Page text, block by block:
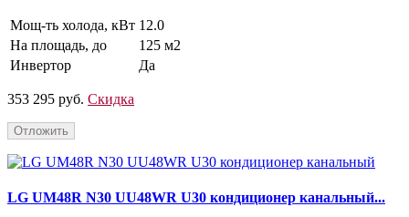
Мощ-ть холода, кВт 12.0
На площадь, до
125 м2
Инвертор
Да
353 295 руб. Скидка
Отложить
LG UM48R N30 UU48WR U30 кондиционер канальный...